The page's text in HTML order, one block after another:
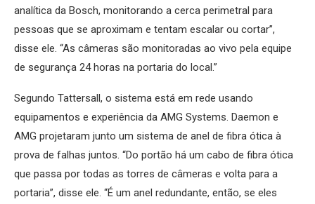
analítica da Bosch, monitorando a cerca perimetral para
pessoas que se aproximam e tentam escalar ou cortar”,
disse ele. “As câmeras são monitoradas ao vivo pela equipe
de segurança 24 horas na portaria do local.”
Segundo Tattersall, o sistema está em rede usando
equipamentos e experiência da AMG Systems. Daemon e
AMG projetaram junto um sistema de anel de fibra ótica à
prova de falhas juntos. “Do portão há um cabo de fibra ótica
que passa por todas as torres de câmeras e volta para a
portaria”, disse ele. “É um anel redundante, então, se eles